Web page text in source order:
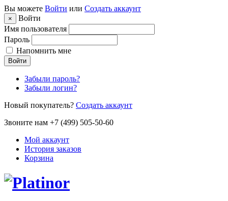
Вы можете Войти или Создать аккаунт
×
Войти
Имя пользователя
Пароль
Напомнить мне
Войти
Забыли пароль?
Забыли логин?
Новый покупатель? Создать аккаунт
Звоните нам +7 (499) 505-50-60
Мой аккаунт
История заказов
Корзина